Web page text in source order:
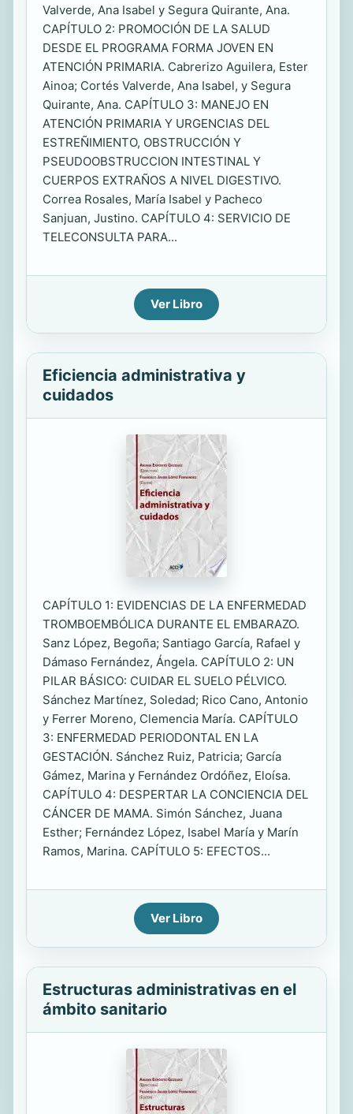
Valverde, Ana Isabel y Segura Quirante, Ana.
CAPÍTULO 2: PROMOCIÓN DE LA SALUD
DESDE EL PROGRAMA FORMA JOVEN EN
ATENCIÓN PRIMARIA. Cabrerizo Aguilera, Ester
Ainoa; Cortés Valverde, Ana Isabel, y Segura
Quirante, Ana. CAPÍTULO 3: MANEJO EN
ATENCIÓN PRIMARIA Y URGENCIAS DEL
ESTREÑIMIENTO, OBSTRUCCIÓN Y
PSEUDOOBSTRUCCION INTESTINAL Y
CUERPOS EXTRAÑOS A NIVEL DIGESTIVO.
Correa Rosales, María Isabel y Pacheco
Sanjuan, Justino. CAPÍTULO 4: SERVICIO DE
TELECONSULTA PARA...
Ver Libro
Eficiencia administrativa y
cuidados
CAPÍTULO 1: EVIDENCIAS DE LA ENFERMEDAD
TROMBOEMBÓLICA DURANTE EL EMBARAZO.
Sanz López, Begoña; Santiago García, Rafael y
Dámaso Fernández, Ángela. CAPÍTULO 2: UN
PILAR BÁSICO: CUIDAR EL SUELO PÉLVICO.
Sánchez Martínez, Soledad; Rico Cano, Antonio
y Ferrer Moreno, Clemencia María. CAPÍTULO
3: ENFERMEDAD PERIODONTAL EN LA
GESTACIÓN. Sánchez Ruiz, Patricia; García
Gámez, Marina y Fernández Ordóñez, Eloísa.
CAPÍTULO 4: DESPERTAR LA CONCIENCIA DEL
CÁNCER DE MAMA. Simón Sánchez, Juana
Esther; Fernández López, Isabel María y Marín
Ramos, Marina. CAPÍTULO 5: EFECTOS...
Ver Libro
Estructuras administrativas en el
ámbito sanitario